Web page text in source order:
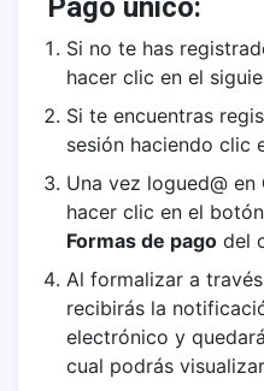
Pago único:
Si no te has
hacer clic en el
Si te encuentras
sesión haciendo clic
Una vez logued@ en
hacer clic en el botón
Formas de pago del
Al formalizar a
recibirás la
electrónico y
cual podrás